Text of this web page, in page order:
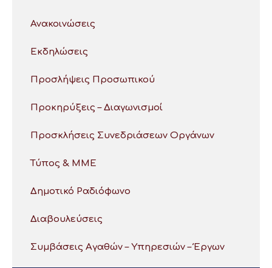
Ανακοινώσεις
Εκδηλώσεις
Προσλήψεις Προσωπικού
Προκηρύξεις – Διαγωνισμοί
Προσκλήσεις Συνεδριάσεων Οργάνων
Τύπος & ΜΜΕ
Δημοτικό Ραδιόφωνο
Διαβουλεύσεις
Συμβάσεις Αγαθών – Υπηρεσιών – Έργων